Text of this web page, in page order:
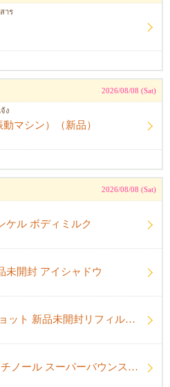
าร
2026/08/08 (Sat)
ง
マシン）（新品）
2026/08/08 (Sat)
ケル ボディミルク
未開封 アイシャドウ
IOPE カフェインショット 新品未開封リフィル＋開封済み本体
新品未開封 IOPE レチノール スーパーバウンスセラム1%